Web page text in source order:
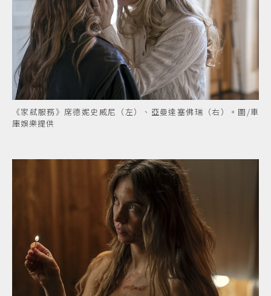
《家弒服務》席德妮史威尼（左）、亞曼達塞佛瑞（右）。圖/車
庫娛樂提供